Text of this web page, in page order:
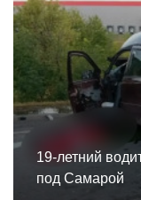
19-летний
под Самарой